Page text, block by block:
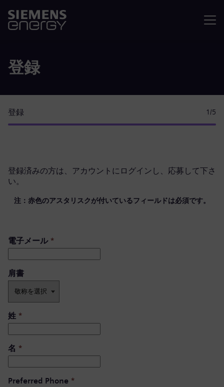
登録
登録 1 /5
登録済みの方は、 アカウントにログイン し、応募して下さ
い。
注：赤色のアスタリスクが付いているフィールドは必須です。
電子メール*
肩書 ​
姓 *
名 *
Preferred Phone *